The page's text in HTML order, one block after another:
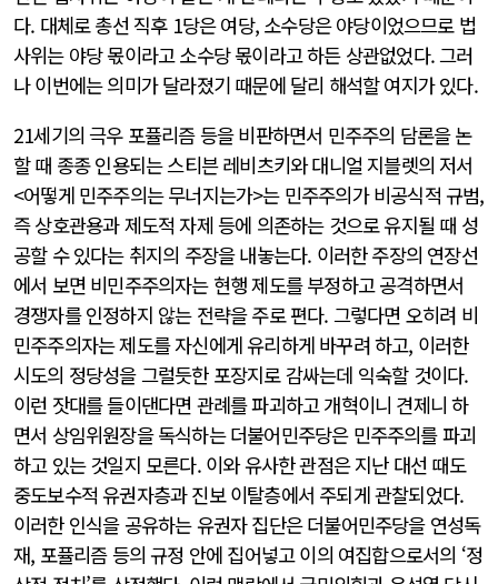
다. 대체로 총선 직후 1당은 여당, 소수당은 야당이었으므로 법
사위는 야당 몫이라고 소수당 몫이라고 하든 상관없었다. 그러
나 이번에는 의미가 달라졌기 때문에 달리 해석할 여지가 있다.
21세기의 극우 포퓰리즘 등을 비판하면서 민주주의 담론을 논
할 때 종종 인용되는 스티븐 레비츠키와 대니얼 지블렛의 저서
<어떻게 민주주의는 무너지는가>는 민주주의가 비공식적 규범,
즉 상호관용과 제도적 자제 등에 의존하는 것으로 유지될 때 성
공할 수 있다는 취지의 주장을 내놓는다. 이러한 주장의 연장선
에서 보면 비민주주의자는 현행 제도를 부정하고 공격하면서
경쟁자를 인정하지 않는 전략을 주로 편다. 그렇다면 오히려 비
민주주의자는 제도를 자신에게 유리하게 바꾸려 하고, 이러한
시도의 정당성을 그럴듯한 포장지로 감싸는데 익숙할 것이다.
이런 잣대를 들이댄다면 관례를 파괴하고 개혁이니 견제니 하
면서 상임위원장을 독식하는 더불어민주당은 민주주의를 파괴
하고 있는 것일지 모른다. 이와 유사한 관점은 지난 대선 때도
중도보수적 유권자층과 진보 이탈층에서 주되게 관찰되었다.
이러한 인식을 공유하는 유권자 집단은 더불어민주당을 연성독
재, 포퓰리즘 등의 규정 안에 집어넣고 이의 여집합으로서의 ‘정